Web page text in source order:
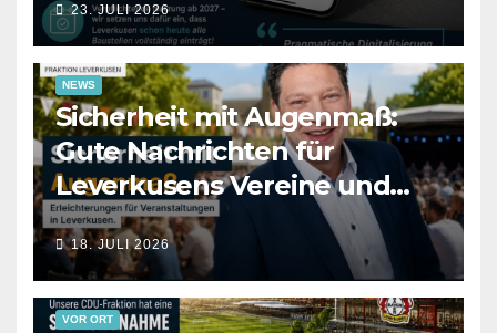
23. JULI 2026
NEWS
Sicherheit mit Augenmaß:
Gute Nachrichten für
Leverkusens Vereine und
Veranstalter
18. JULI 2026
VOR ORT